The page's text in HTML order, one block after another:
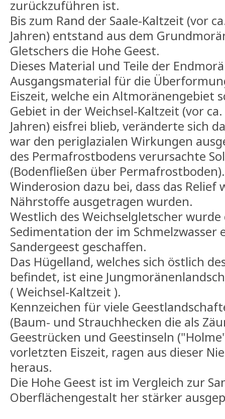
zurückzuführen ist.
Bis zum Rand der Saale-Kaltzeit (vor
Jahren) entstand aus dem
Gletschers die Hohe Geest.
Dieses Material und Teile der
Ausgangsmaterial für die
Eiszeit, welche ein Altmoränengebiet
Gebiet in der Weichsel-Kaltzeit (vor
Jahren) eisfrei blieb, veränderte sich
war den periglazialen Wirkungen
des Permafrostbodens verursachte
(Bodenfließen über
Winderosion dazu bei, dass das
Nährstoffe ausgetragen wurden.
Westlich des Weichselgletscher
Sedimentation der im
Sandergeest geschaffen.
Das Hügelland, welches sich östlich
befindet, ist eine
( Weichsel-Kaltzeit ).
Kennzeichen für viele
(Baum- und Strauchhecken die als
Geestrücken und Geestinseln
vorletzten Eiszeit, ragen aus dieser
heraus.
Die Hohe Geest ist im Vergleich zur
Oberflächengestalt her stärker